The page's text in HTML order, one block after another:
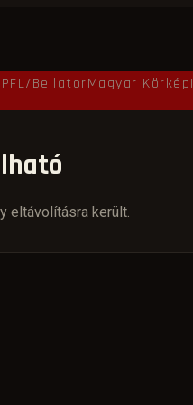
PFL/BellatorMagyar Körkép
eltávolításra került.